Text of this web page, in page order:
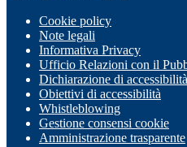
Cookie policy
Note legali
Informativa Privacy
Ufficio Relazioni con il
Dichiarazione di accessibilità
Obiettivi di accessibilità
Whistleblowing
Gestione consensi cookie
Amministrazione trasparente